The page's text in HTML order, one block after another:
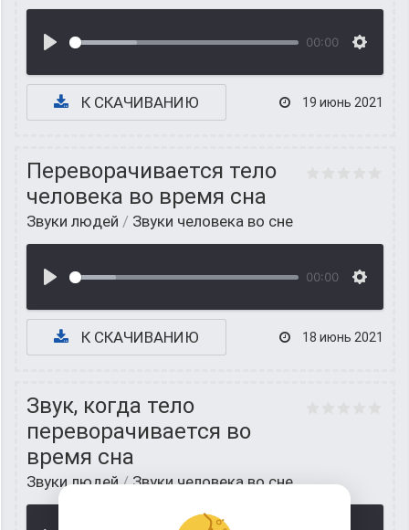
00:00
К СКАЧИВАНИЮ 19 июнь 2021
Переворачивается тело
человека во время сна
Звуки людей / Звуки человека во сне
00:00
К СКАЧИВАНИЮ 18 июнь 2021
Звук, когда тело
переворачивается во
время сна
Звуки людей/Звуки человека во сне